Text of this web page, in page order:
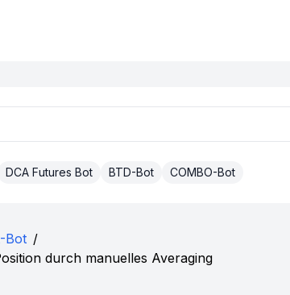
DCA Futures Bot BTD-Bot COMBO-Bot
Bot /
durch manuelles Averaging